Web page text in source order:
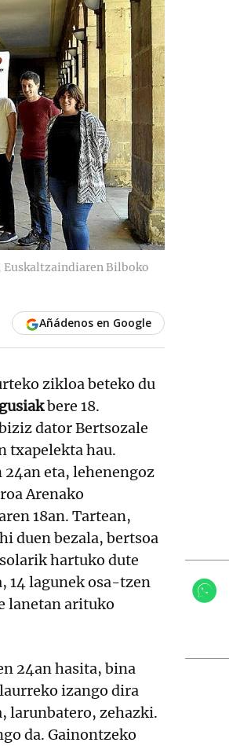
Euskaltzaindiaren Bilboko
Añádenos en Google
zikloa beteko du
bere 18.
dator Bertsozale
txapelekta hau.
eta, lehenengoz
Arenako
18an. Tartean,
duen bezala, bertsoa
hartuko dute
14 lagunek osa-tzen
lanetan arituko
24an hasita, bina
izango dira
larunbatero, zehazki.
da. Gainontzeko